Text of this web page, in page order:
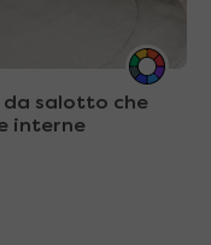
da salotto che
interne